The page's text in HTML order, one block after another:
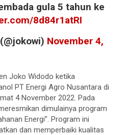
gula 5 tahun ke
8d84r1atRI
November 4,
Joko Widodo ketika
PT Energi Agro Nusantara di
4 November 2022. Pada
dimulainya program
Energi”. Program ini
dan memperbaiki kualitas